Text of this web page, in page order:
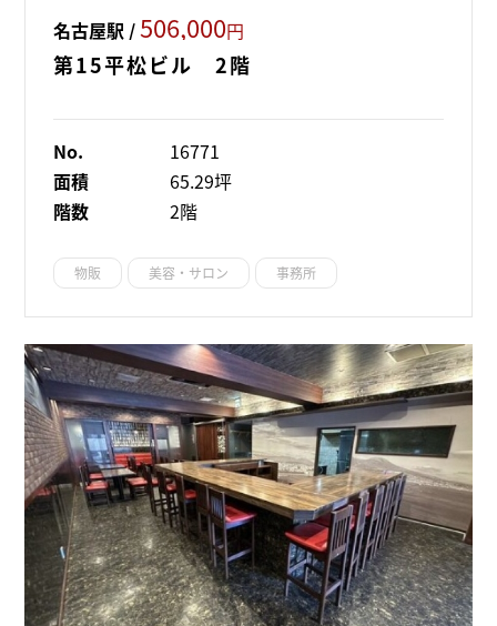
名古屋駅 /506,000円
第15平松ビル 2階
No.
16771
面積
65.29坪
階数
2階
物販 美容・サロン 事務所